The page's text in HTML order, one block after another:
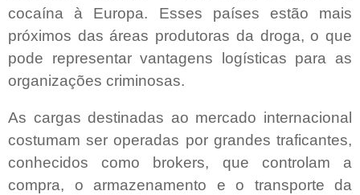
cocaína à Europa. Esses países estão mais
próximos das áreas produtoras da droga, o que
pode representar vantagens logísticas para as
organizações criminosas.
As cargas destinadas ao mercado internacional
costumam ser operadas por grandes traficantes,
conhecidos como brokers, que controlam a
compra, o armazenamento e o transporte da